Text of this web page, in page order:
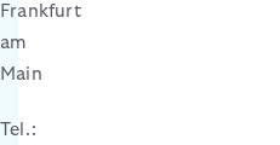
Frankfurt
am
Main
Tel.: